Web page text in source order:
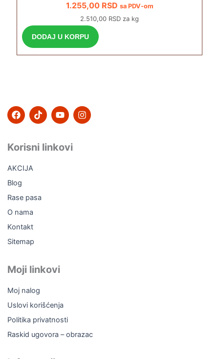
1.255,00 RSD sa PDV-om
2.510,00 RSD za kg
DODAJ U KORPU
F
a
b
o
k
T
i
o
k
Y
o
u
b
I
n
Korisni linkovi
AKCIJA
Blog
Rase pasa
O nama
Kontakt
Sitemap
Moji linkovi
Moj nalog
Uslovi korišćenja
Politika privatnosti
Raskid ugovora – obrazac